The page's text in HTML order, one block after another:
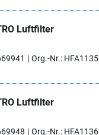
Luftfilter
Org.-Nr.: HFA1135
Luftfilter
Org.-Nr.: HFA1136